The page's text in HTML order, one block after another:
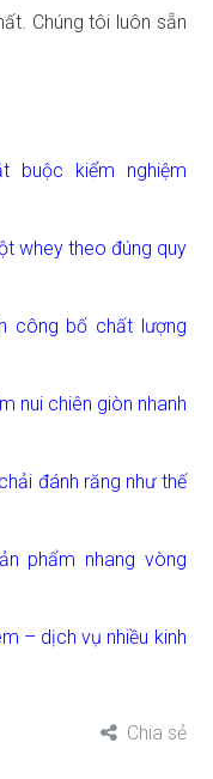
Chúng tôi luôn sẵn
buộc kiểm nghiệm
whey theo đúng quy
công bố chất lượng
nui chiên giòn nhanh
đánh răng như thế
phẩm nhang vòng
– dịch vụ nhiều kinh
Chia sẻ